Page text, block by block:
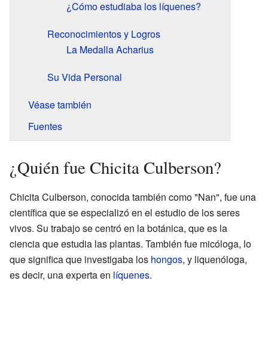
¿Cómo estudiaba los líquenes?
Reconocimientos y Logros
La Medalla Acharius
Su Vida Personal
Véase también
Fuentes
¿Quién fue Chicita Culberson?
Chicita Culberson, conocida también como "Nan", fue una
científica que se especializó en el estudio de los seres
vivos. Su trabajo se centró en la botánica, que es la
ciencia que estudia las plantas. También fue micóloga, lo
que significa que investigaba los hongos, y liquenóloga,
es decir, una experta en líquenes.